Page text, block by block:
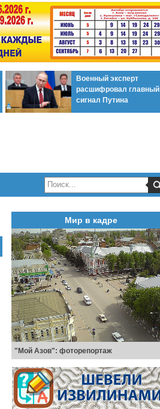
Военный эксперт
расшифровал главный
сигнал Путина
Мир в кадре
"Мой Азов": фоторепортаж